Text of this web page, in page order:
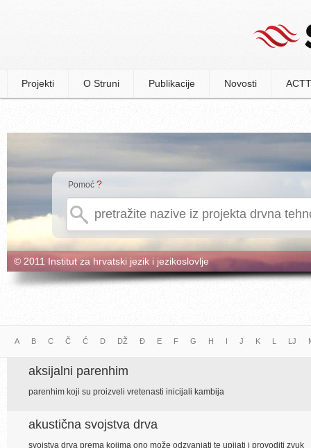
Projekti O Struni Publikacije Novosti
Pomoć ?
© 2011 Institut za hrvatski jezik i jezikoslovlje
A B C Č Ć D DŽ Đ E F G H I J K L LJ
aksijalni parenhim
parenhim koji su proizveli vretenasti inicijali kambija
akustična svojstva drva
svojstva drva prema kojima ono može odzvanjati te upijati i provoditi zvuk